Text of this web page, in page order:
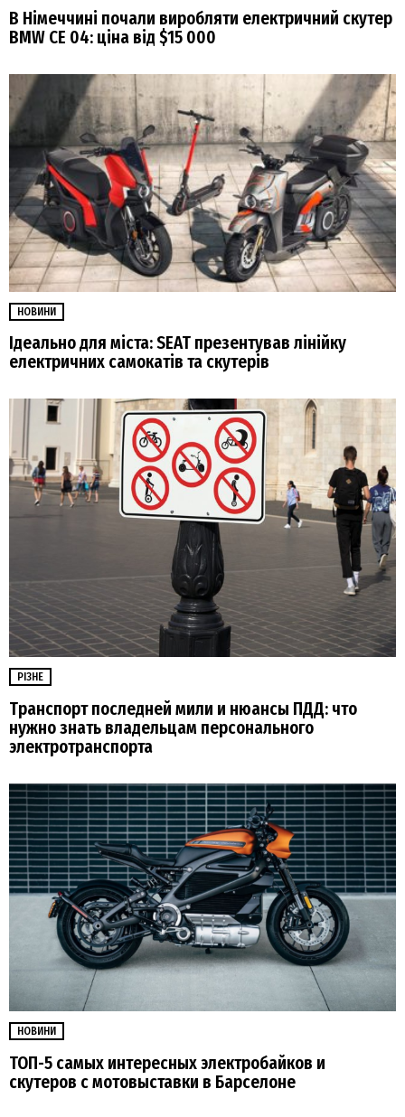
В Німеччині почали виробляти електричний скутер
BMW CE 04: ціна від $15 000
НОВИНИ
Ідеально для міста: SEAT презентував лінійку
електричних самокатів та скутерів
РІЗНЕ
Транспорт последней мили и нюансы ПДД: что
нужно знать владельцам персонального
электротранспорта
НОВИНИ
ТОП-5 самых интересных электробайков и
скутеров с мотовыставки в Барселоне